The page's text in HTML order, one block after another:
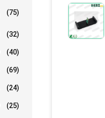
(75)
(32)
(40)
(69)
(24)
(25)